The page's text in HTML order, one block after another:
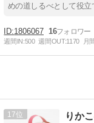
めの道しるべとして役立
1806067 16
週間IN:500 週間OUT:1170 月
17 りか